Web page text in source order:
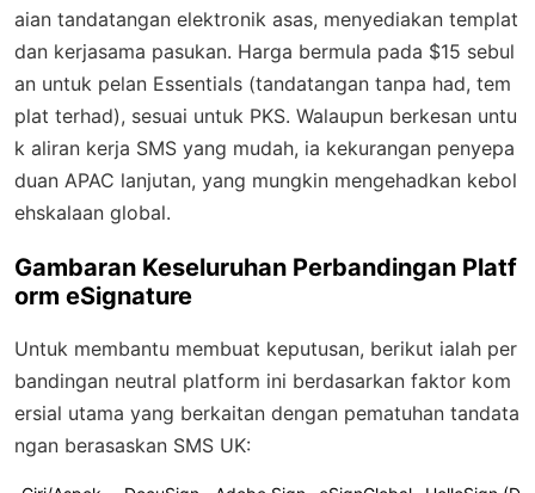
aian tandatangan elektronik asas, menyediakan templat
dan kerjasama pasukan. Harga bermula pada $15 sebul
an untuk pelan Essentials (tandatangan tanpa had, tem
plat terhad), sesuai untuk PKS. Walaupun berkesan untu
k aliran kerja SMS yang mudah, ia kekurangan penyepa
duan APAC lanjutan, yang mungkin mengehadkan kebol
ehskalaan global.
Gambaran Keseluruhan Perbandingan Platf
orm eSignature
Untuk membantu membuat keputusan, berikut ialah per
bandingan neutral platform ini berdasarkan faktor kom
ersial utama yang berkaitan dengan pematuhan tandata
ngan berasaskan SMS UK: